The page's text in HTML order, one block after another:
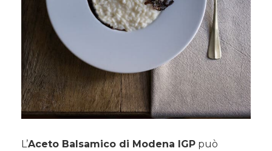
L’Aceto Balsamico di Modena IGP può